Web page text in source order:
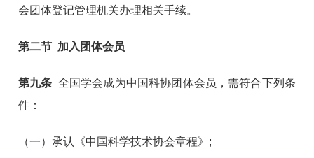
会团体登记管理机关办理相关手续。
第二节 加入团体会员
第九条 全国学会成为中国科协团体会员，需符合下列条
件：
（一）承认《中国科学技术协会章程》;